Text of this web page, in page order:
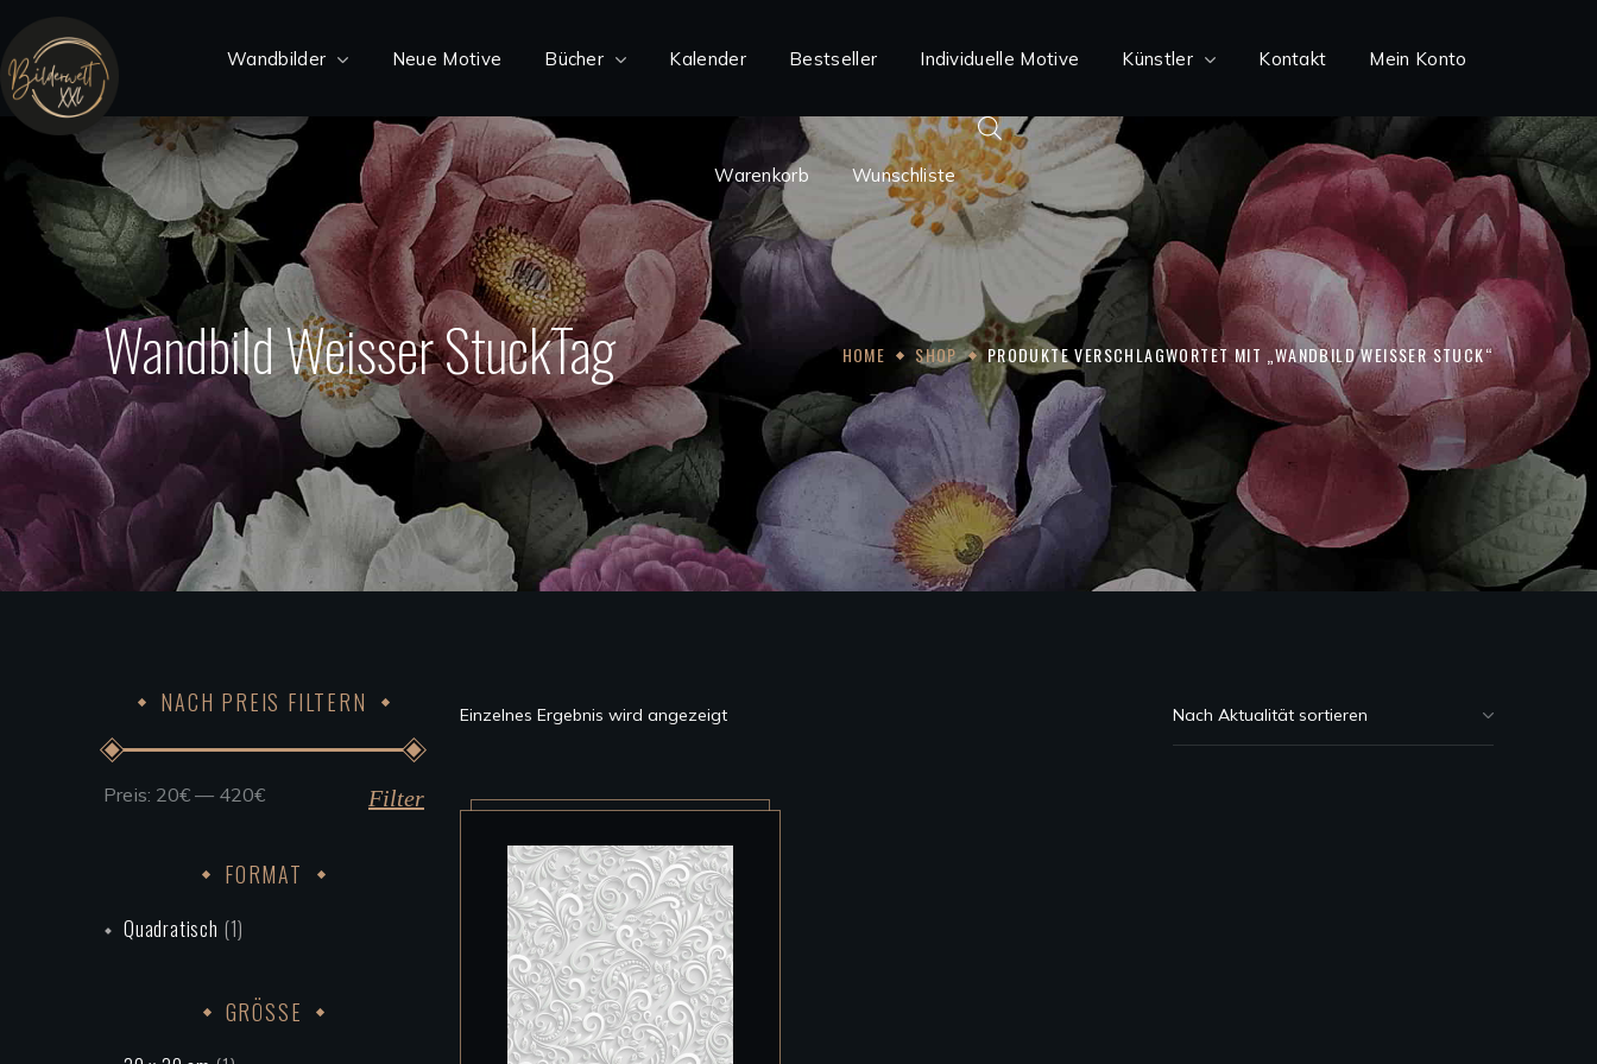
Wandbilder Neue Motive Bücher Kalender Bestseller Individuelle Motive Künstler Kontakt Mein Konto
Warenkorb Wunschliste
Warenkorb Wunschliste
Wandbild Weisser StuckTag HOME SHOP PRODUKTE VERSCHLAGWORTET MIT „WANDBILD WEISSER STUCK“
Einzelnes Ergebnis wird angezeigt
NACH PREIS FILTERN
Min.
Max.
Filter
Preis: 20€ — 420€
FORMAT
Quadratisch (1)
GRÖSSE